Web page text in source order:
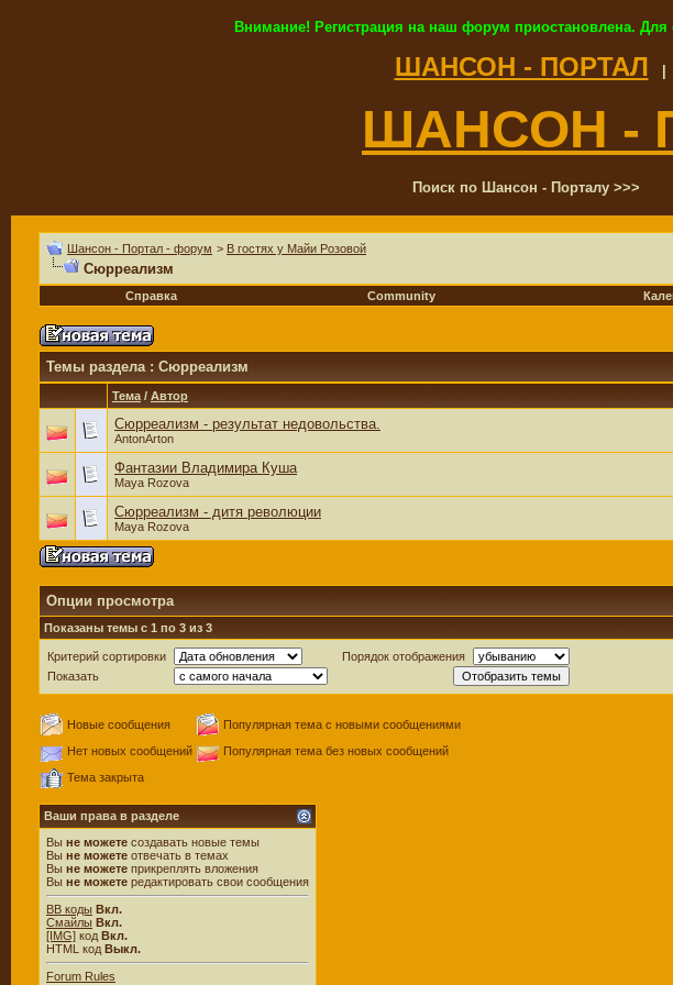
Внимание! Регистрация на наш форум приостановлена. Для
ШАНСОН - ПОРТАЛ
ШАНСОН -
Поиск по Шансон - Порталу >>>
Шансон - Портал - форум > В гостях у Майи Розовой
Сюрреализм
Справка
Community
Темы раздела: Сюрреализм
Тема / Автор
Сюрреализм - результат недовольства.
AntonArton
Фантазии Владимира Куша
Maya Rozova
Сюрреализм - дитя революции
Maya Rozova
Опции просмотра
Показаны темы с 1 по 3 из 3
Критерий сортировки
Порядок отображения
Показать
Новые сообщения
Популярная тема с новыми сообщениями
Нет новых сообщений
Популярная тема без новых сообщений
Тема закрыта
Ваши права в разделе
Вы не можете создавать новые темы
Вы не можете отвечать в темах
Вы не можете прикреплять вложения
Вы не можете редактировать свои сообщения
BB коды Вкл.
Смайлы Вкл.
[IMG] код Вкл.
HTML код Выкл.
Forum Rules